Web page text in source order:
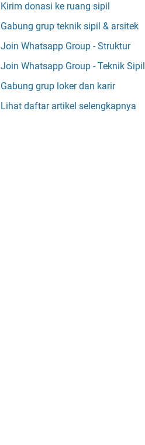
Kirim donasi ke ruang sipil
Gabung grup teknik sipil & arsitek
Join Whatsapp Group - Struktur
Join Whatsapp Group - Teknik Sipil
Gabung grup loker dan karir
Lihat daftar artikel selengkapnya